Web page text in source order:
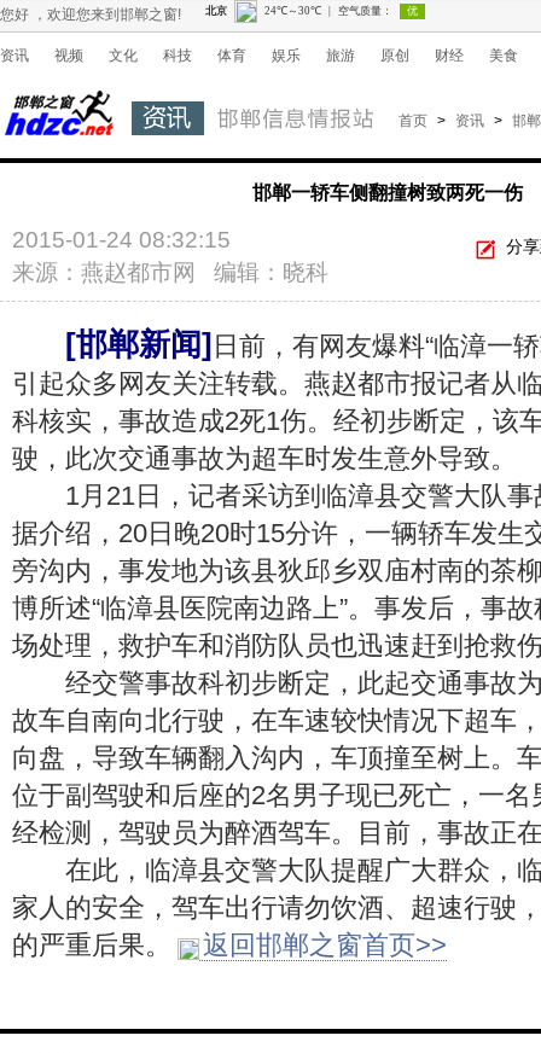
您好 ，欢迎您来到邯郸之窗!
资讯 视频 文化 科技 体育 娱乐 旅游 原创 财经 美食
首页 > 资讯 > 邯郸
邯郸一轿车侧翻撞树致两死一伤
分
2015-01-24 08:32:15
来源：燕赵都市网 编辑：晓科
[邯郸新闻] 日前，有网友爆料“临漳一
引起众多网友关注转载。燕赵都市报记者从
科核实，事故造成2死1伤。经初步断定，该
驶，此次交通事故为超车时发生意外导致。
1月21日，记者采访到临漳县交警大队事
据介绍，20日晚20时15分许，一辆轿车发生
旁沟内，事发地为该县狄邱乡双庙村南的茶
博所述“临漳县医院南边路上”。事发后，事
场处理，救护车和消防队员也迅速赶到抢救
经交警事故科初步断定，此起交通事故
故车自南向北行驶，在车速较快情况下超车
向盘，导致车辆翻入沟内，车顶撞至树上。
位于副驾驶和后座的2名男子现已死亡，一
经检测，驾驶员为醉酒驾车。目前，事故正
在此，临漳县交警大队提醒广大群众，
家人的安全，驾车出行请勿饮酒、超速行驶
的严重后果。
返回邯郸之窗首页>>